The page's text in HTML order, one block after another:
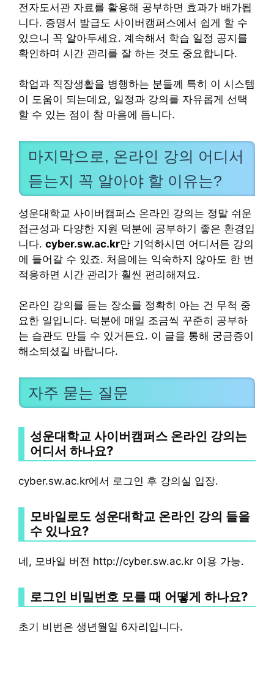
전자도서관 자료를 활용해 공부하면 효과가 배가됩
니다. 증명서 발급도 사이버캠퍼스에서 쉽게 할 수
있으니 꼭 알아두세요. 계속해서 학습 일정 공지를
확인하며 시간 관리를 잘 하는 것도 중요합니다.
학업과 직장생활을 병행하는 분들께 특히 이 시스템
이 도움이 되는데요, 일정과 강의를 자유롭게 선택
할 수 있는 점이 참 마음에 듭니다.
마지막으로, 온라인 강의 어디서
듣는지 꼭 알아야 할 이유는?
성운대학교 사이버캠퍼스 온라인 강의는 정말 쉬운
접근성과 다양한 지원 덕분에 공부하기 좋은 환경입
니다. cyber.sw.ac.kr만 기억하시면 어디서든 강의
에 들어갈 수 있죠. 처음에는 익숙하지 않아도 한 번
적응하면 시간 관리가 훨씬 편리해져요.
온라인 강의를 듣는 장소를 정확히 아는 건 무척 중
요한 일입니다. 덕분에 매일 조금씩 꾸준히 공부하
는 습관도 만들 수 있거든요. 이 글을 통해 궁금증이
해소되셨길 바랍니다.
자주 묻는 질문
성운대학교 사이버캠퍼스 온라인 강의는
어디서 하나요?
cyber.sw.ac.kr에서 로그인 후 강의실 입장.
모바일로도 성운대학교 온라인 강의 들을
수 있나요?
네, 모바일 버전 http://cyber.sw.ac.kr 이용 가능.
로그인 비밀번호 모를 때 어떻게 하나요?
초기 비번은 생년월일 6자리입니다.